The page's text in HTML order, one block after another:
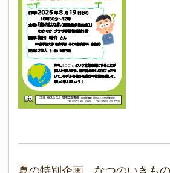
夏の特別企画 なつのいきも